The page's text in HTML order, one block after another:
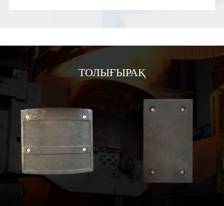
ТОЛЫҒЫРАҚ